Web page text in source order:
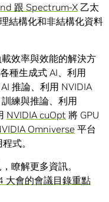
跟 Spectrum-X 乙太
結構化和非結構化資料
效率與效能的解決方
種生成式 AI、利用
推論、利用 NVIDIA
練與推論、利用
NVIDIA cuOpt 將 GPU
Omniverse 平台
式。
瞭解更多資訊。
大會的會議目錄重點